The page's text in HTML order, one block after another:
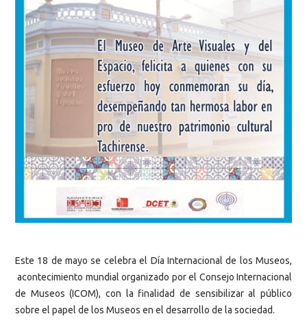
Este 18 de mayo se celebra el Día Internacional de los Museos,
acontecimiento mundial organizado por el Consejo Internacional
de Museos (ICOM), con la finalidad de sensibilizar al público
sobre el papel de los Museos en el desarrollo de la sociedad.